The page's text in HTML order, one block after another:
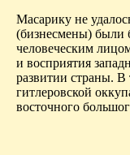
Масарику не
(бизнесмены) были
человеческим
и восприятия
развитии страны. В
гитлеровской
восточного